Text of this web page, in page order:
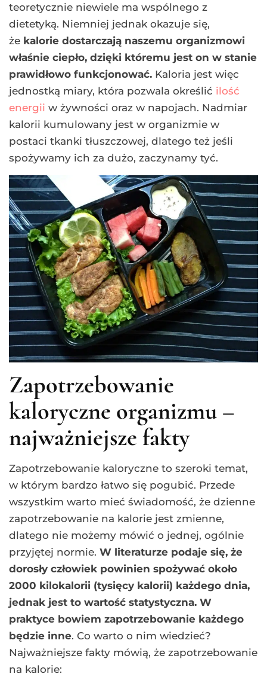
teoretycznie niewiele ma wspólnego z
dietetyką. Niemniej jednak okazuje się,
że kalorie dostarczają naszemu organizmowi
właśnie ciepło, dzięki któremu jest on w stanie
prawidłowo funkcjonować. Kaloria jest więc
jednostką miary, która pozwala określić ilość
energii w żywności oraz w napojach. Nadmiar
kalorii kumulowany jest w organizmie w
postaci tkanki tłuszczowej, dlatego też jeśli
spożywamy ich za dużo, zaczynamy tyć.
Zapotrzebowanie
kaloryczne organizmu –
najważniejsze fakty
Zapotrzebowanie kaloryczne to szeroki temat,
w którym bardzo łatwo się pogubić. Przede
wszystkim warto mieć świadomość, że dzienne
zapotrzebowanie na kalorie jest zmienne,
dlatego nie możemy mówić o jednej, ogólnie
przyjętej normie. W literaturze podaje się, że
dorosły człowiek powinien spożywać około
2000 kilokalorii (tysięcy kalorii) każdego dnia,
jednak jest to wartość statystyczna. W
praktyce bowiem zapotrzebowanie każdego
będzie inne. Co warto o nim wiedzieć?
Najważniejsze fakty mówią, że zapotrzebowanie
na kalorie: